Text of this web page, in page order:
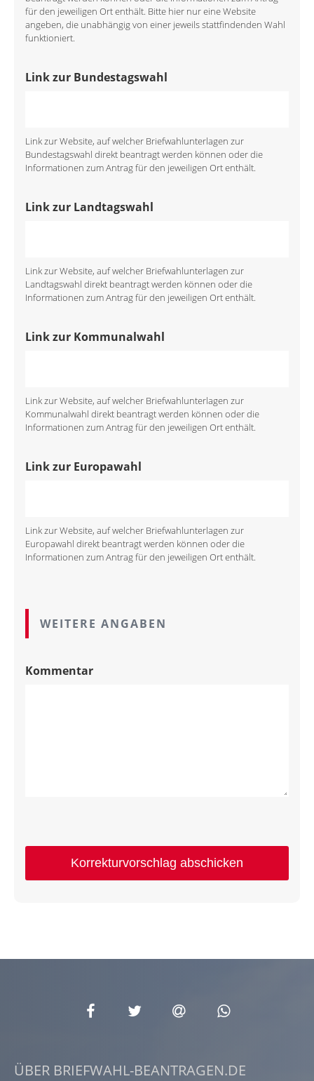
für den jeweiligen Ort enthält. Bitte hier nur eine Website
angeben, die unabhängig von einer jeweils stattfindenden Wahl
funktioniert.
Link zur Bundestagswahl
Link zur Website, auf welcher Briefwahlunterlagen zur
Bundestagswahl direkt beantragt werden können oder die
Informationen zum Antrag für den jeweiligen Ort enthält.
Link zur Landtagswahl
Link zur Website, auf welcher Briefwahlunterlagen zur
Landtagswahl direkt beantragt werden können oder die
Informationen zum Antrag für den jeweiligen Ort enthält.
Link zur Kommunalwahl
Link zur Website, auf welcher Briefwahlunterlagen zur
Kommunalwahl direkt beantragt werden können oder die
Informationen zum Antrag für den jeweiligen Ort enthält.
Link zur Europawahl
Link zur Website, auf welcher Briefwahlunterlagen zur
Europawahl direkt beantragt werden können oder die
Informationen zum Antrag für den jeweiligen Ort enthält.
WEITERE ANGABEN
Kommentar
Korrekturvorschlag abschicken
ÜBER BRIEFWAHL-BEANTRAGEN.DE